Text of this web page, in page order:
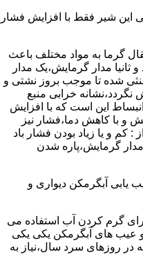
این شیر فقط با افزایش فشار
گرما به مواد مختلف باعث
مدار گرمایش،یک مدار
شده تا موجب بروز نشتی و
خرابی منبع
این است که با افزایش
و با کاهش دما،فشار نیز
: کم و یا زیاد بودن فشار باد
مدار گرمایش،پاره شدن
یابی آبگرمکن دیواری و
گرم کردن آب استفاده می
عیب های آبگرمکن یکی یکی
در روزهای سرد سال،نیاز به